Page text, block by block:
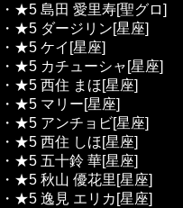
・★5 島田 愛里寿[聖グロ]
・★5 ダージリン[星座]
・★5 ケイ[星座]
・★5 カチューシャ[星座]
・★5 西住 まほ[星座]
・★5 マリー[星座]
・★5 アンチョビ[星座]
・★5 西住 しほ[星座]
・★5 五十鈴 華[星座]
・★5 秋山 優花里[星座]
・★5 逸見 エリカ[星座]